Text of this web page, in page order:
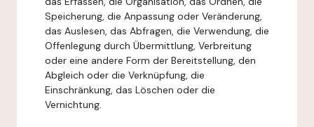
Speicherung, die Anpassung oder Veränderung,
das Auslesen, das Abfragen, die Verwendung, die
Offenlegung durch Übermittlung, Verbreitung
oder eine andere Form der Bereitstellung, den
Abgleich oder die Verknüpfung, die
Einschränkung, das Löschen oder die
Vernichtung.